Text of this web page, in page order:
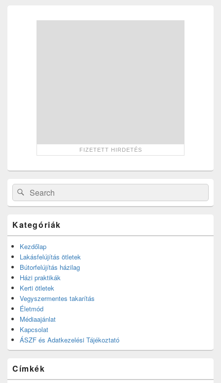
Search
for:
Search
Kategóriák
Kezdőlap
Lakásfelújítás ötletek
Bútorfelújítás házilag
Házi praktikák
Kerti ötletek
Vegyszermentes takarítás
Életmód
Médiaajánlat
Kapcsolat
ÁSZF és Adatkezelési Tájékoztató
Címkék